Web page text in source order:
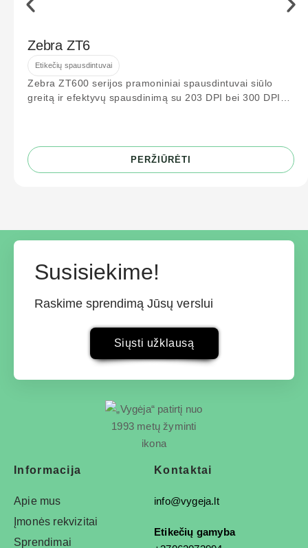
Zebra ZT6
Etikečių spausdintuvai
Zebra ZT600 serijos pramoniniai spausdintuvai siūlo
greitą ir efektyvų spausdinimą su 203 DPI bei 300 DPI
PERŽIŪRĖTI
Susisiekime!
Raskime sprendimą Jūsų verslui
Siųsti užklausą
Informacija
Apie mus
Įmonės rekvizitai
Sprendimai
Kontaktai
info@vygeja.lt
Etikečių gamyba